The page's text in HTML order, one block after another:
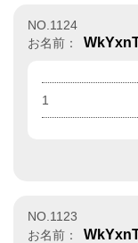
NO.1124
お名前：
1
NO.1123
お名前：